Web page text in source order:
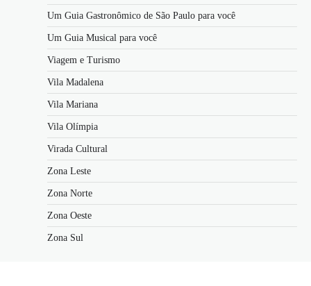
Um Guia Gastronômico de São Paulo para você
Um Guia Musical para você
Viagem e Turismo
Vila Madalena
Vila Mariana
Vila Olímpia
Virada Cultural
Zona Leste
Zona Norte
Zona Oeste
Zona Sul